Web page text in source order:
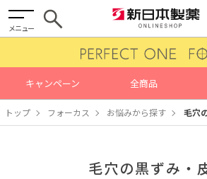
メニュー
キャンペーン 全商品
トップ フォーカス お悩みから探す 毛穴
毛穴の黒ずみ・